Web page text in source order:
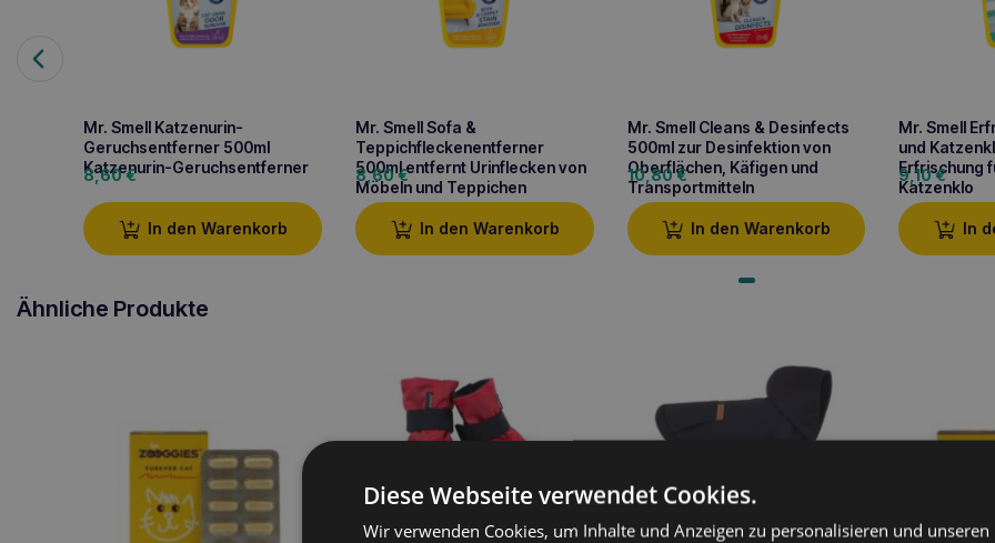
Mr. Smell Katzenurin-
Geruchsentferner 500ml
Katzenurin-Geruchsentferner
8,60€
In den Warenkorb
Mr. Smell Sofa &
Teppichfleckenentferner
500ml entfernt Urinflecken von
Möbeln und Teppichen
8,60€
In den Warenkorb
Mr. Smell Cleans & Desinfects
500ml zur Desinfektion von
Oberflächen, Käfigen und
Transportmitteln
10,80€
In den Warenkorb
Mr. Smell
und
Erfrischung
Katzenklo
9,10€
In
Ähnliche Produkte
Diese Webseite verwendet Cookies.
Wir verwenden Cookies, um Inhalte und Anzeigen zu personalisieren und